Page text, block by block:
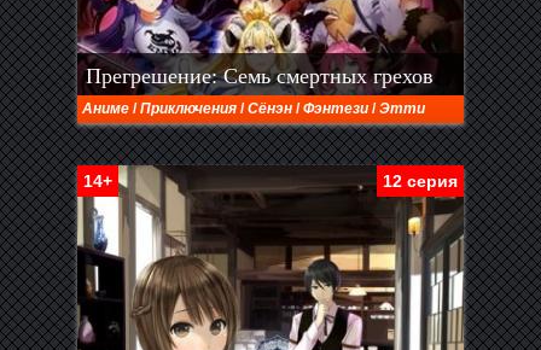
Прегрешение: Семь смертных грехов
Аниме /Приключения /Сёнэн /Фэнтези /Этти
12 серия
14+